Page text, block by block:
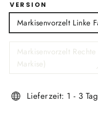
VERSION
Markisenvorzelt Linke
Markisenvorzelt Rechte
Markise)
Lieferzeit: 1 - 3